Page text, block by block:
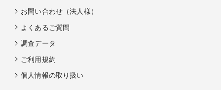
お問い合わせ（法人様）
よくあるご質問
調査データ
ご利用規約
個人情報の取り扱い